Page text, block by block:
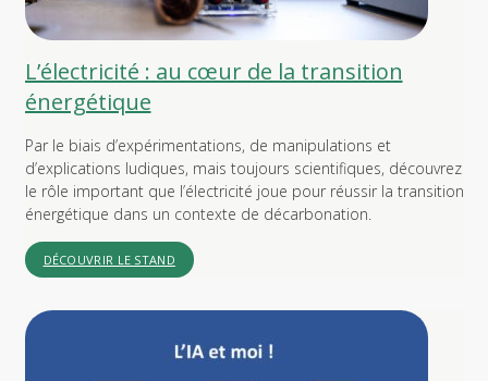
L’électricité : au cœur de la transition
énergétique
Par le biais d’expérimentations, de manipulations et
d’explications ludiques, mais toujours scientifiques, découvrez
le rôle important que l’électricité joue pour réussir la transition
énergétique dans un contexte de décarbonation.
DÉCOUVRIR LE STAND